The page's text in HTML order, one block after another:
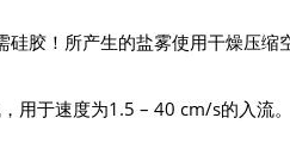
硅胶！所产生的盐雾使用干燥压缩
用于速度为1.5 – 40 cm/s的入流